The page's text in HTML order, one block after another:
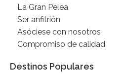
La Gran Pelea
Ser anfitrión
Asóciese con nosotros
Compromiso de calidad
Destinos Populares